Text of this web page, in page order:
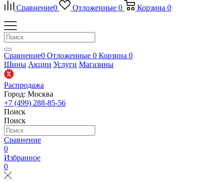
Сравнение0 Отложенные 0 Корзина 0
Сравнение0 Отложенные 0 Корзина 0
Шины Акции Услуги Магазины
Распродажа
Город: Москва
+7 (499) 288-85-56
Поиск
Поиск
Сравнение
0
Избранное
0